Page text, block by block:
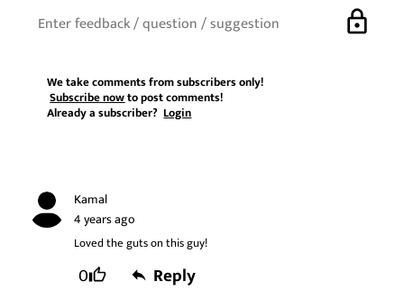
lock
We take comments from subscribers only!
Subscribe nowto post comments!
Already a subscriber?Login
Kamal
4 years ago
Loved the guts on this guy!
0 Reply